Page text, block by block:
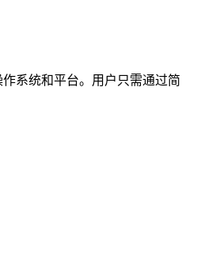
作系统和平台。用户只需通过简